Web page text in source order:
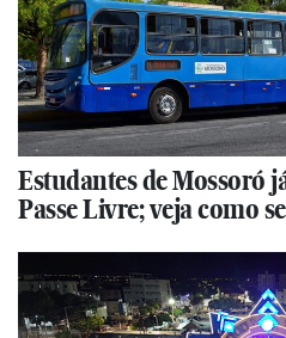
Estudantes de Mossoró
Passe Livre; veja como